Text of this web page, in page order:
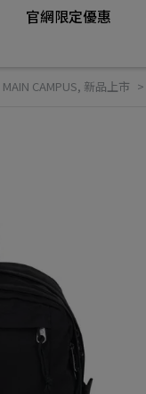
官網限定優惠
MAIN CAMPUS, 新品上市